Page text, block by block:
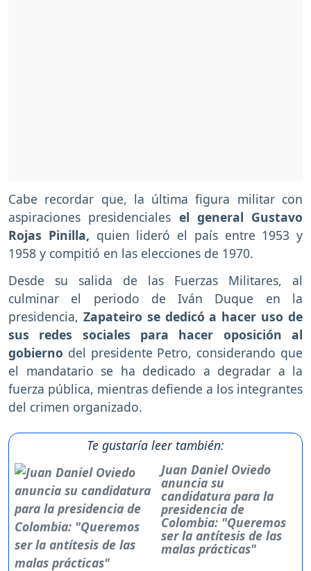
Cabe recordar que, la última figura militar con
aspiraciones presidenciales el general Gustavo
Rojas Pinilla, quien lideró el país entre 1953 y
1958 y compitió en las elecciones de 1970.
Desde su salida de las Fuerzas Militares, al
culminar el periodo de Iván Duque en la
presidencia, Zapateiro se dedicó a hacer uso de
sus redes sociales para hacer oposición al
gobierno del presidente Petro, considerando que
el mandatario se ha dedicado a degradar a la
fuerza pública, mientras defiende a los integrantes
del crimen organizado.
Te gustaría leer también:
Juan Daniel Oviedo
anuncia su
candidatura para la
presidencia de
Colombia: "Queremos
ser la antítesis de las
malas prácticas"